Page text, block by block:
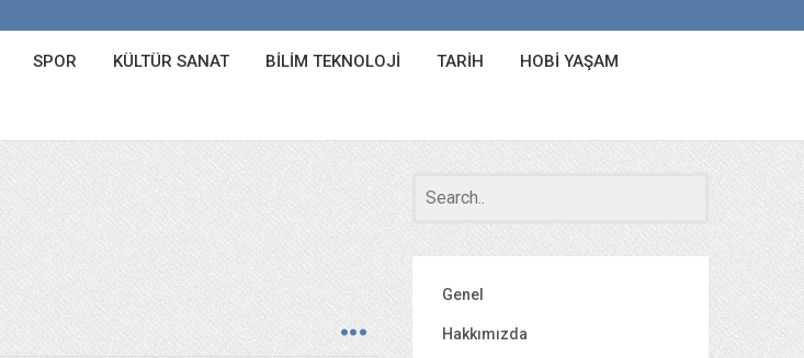
SPOR KÜLTÜR SANAT BILIM TEKNOLOJI TARIH HOBI YAŞAM
Genel
Hakkımızda